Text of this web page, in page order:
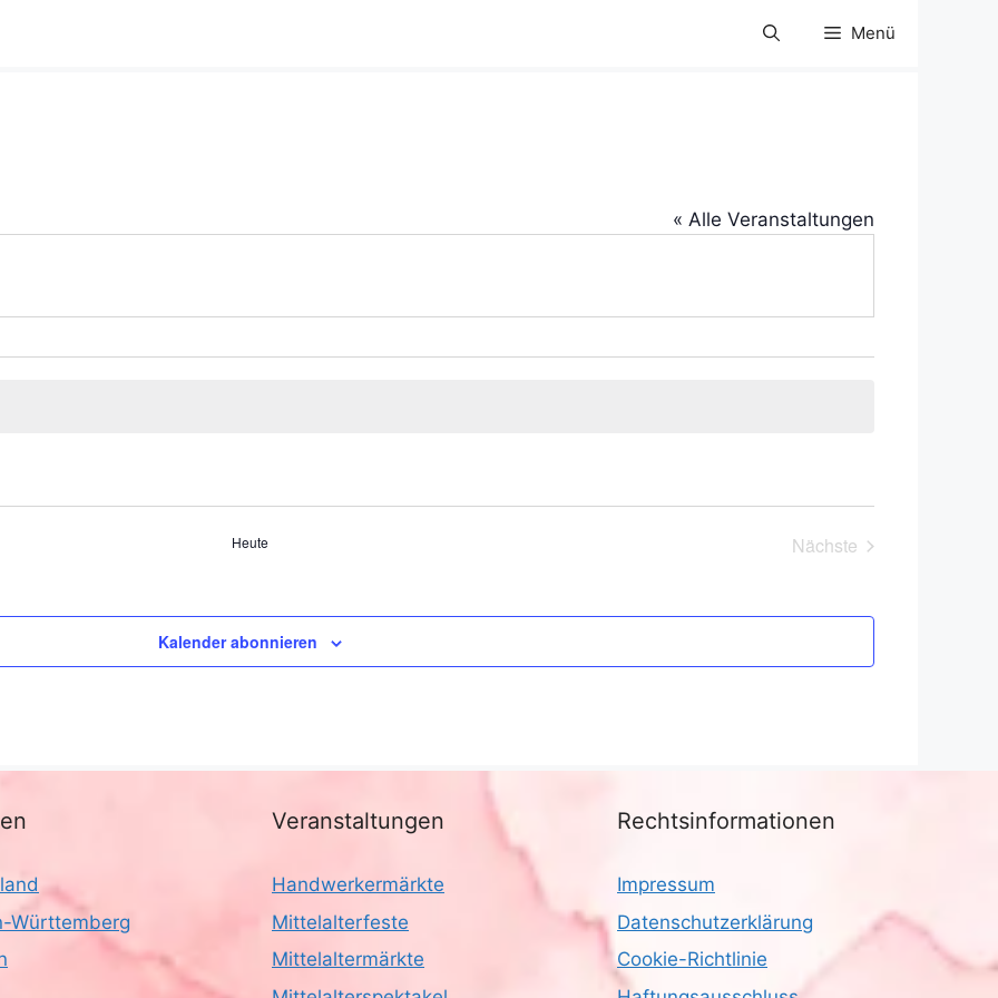
Menü
« Alle Veranstaltungen
Heute
Nächste
Kalender abonnieren
Württemberg
Veranstaltungen
Handwerkermärkte
Mittelalterfeste
Mittelaltermärkte
Rechtsinformationen
Impressum
Datenschutzerklärung
Cookie-Richtlinie